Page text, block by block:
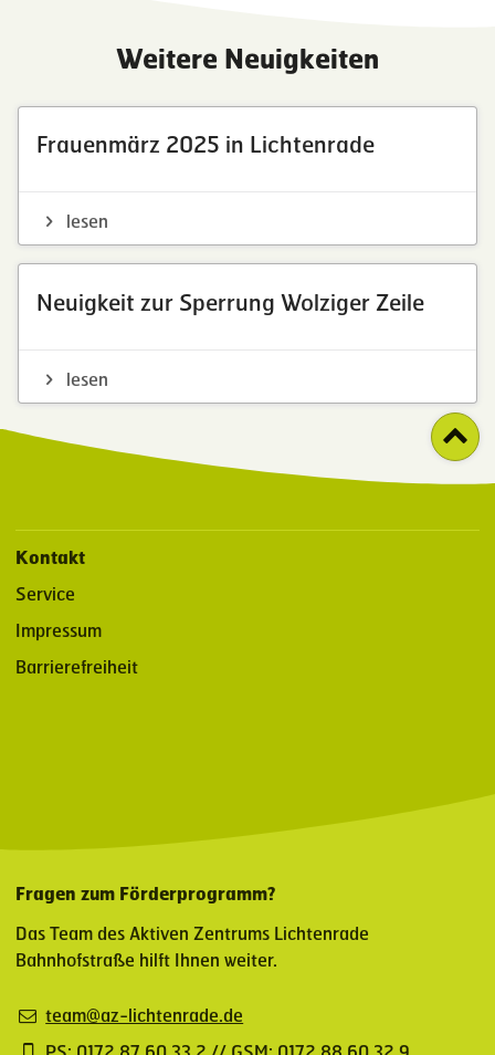
Weitere Neuigkeiten
Frauenmärz 2025 in Lichtenrade
lesen
Neuigkeit zur Sperrung Wolziger Zeile
lesen
Kontakt
Service
Impressum
Barrierefreiheit
Fragen zum Förderprogramm?
Das Team des Aktiven Zentrums Lichtenrade
Bahnhofstraße hilft Ihnen weiter.
team@az-lichtenrade.de